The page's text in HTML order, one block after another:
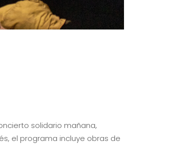
solidario mañana,
el programa incluye obras de